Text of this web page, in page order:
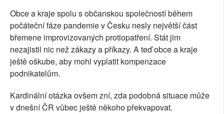
Obce a kraje spolu s občanskou společností během
počáteční fáze pandemie v Česku nesly největší část
břemene improvizovaných protiopatření. Stát jim
nezajistil nic než zákazy a příkazy. A teď obce a kraje
ještě oškube, aby mohl vyplatit kompenzace
podnikatelům.
Kardinální otázka ovšem zní, zda podobná situace může
v dnešní ČR vůbec ještě někoho překvapovat.